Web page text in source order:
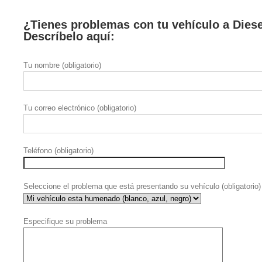
¿Tienes problemas con tu vehículo a
Descríbelo aquí:
Tu nombre (obligatorio)
Tu correo electrónico (obligatorio)
Teléfono (obligatorio)
Seleccione el problema que está presentando su vehículo (obligatorio)
Especifique su problema